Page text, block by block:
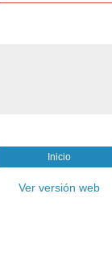
Inicio
Ver versión web